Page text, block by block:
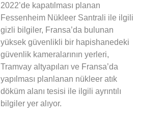
2022’de kapatılması planan
Fessenheim Nükleer Santrali ile ilgili
gizli bilgiler, Fransa’da bulunan
yüksek güvenlikli bir hapishanedeki
güvenlik kameralarının yerleri,
Tramvay altyapıları ve Fransa’da
yapılması planlanan nükleer atık
döküm alanı tesisi ile ilgili ayrıntılı
bilgiler yer alıyor.